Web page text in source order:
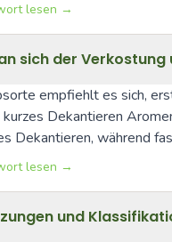
lesen →
sich der
empfiehlt es sich,
Dekantieren
Dekantieren, während
lesen →
und